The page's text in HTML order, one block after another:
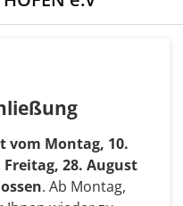
vom Montag, 10.
28. August
. Ab Montag,